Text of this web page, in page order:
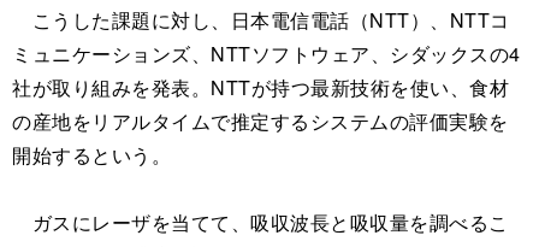
こうした課題に対し、日本電信電話（NTT）、NTTコ
ミュニケーションズ、NTTソフトウェア、シダックスの4
社が取り組みを発表。NTTが持つ最新技術を使い、食材
の産地をリアルタイムで推定するシステムの評価実験を
開始するという。
ガスにレーザを当てて、吸収波長と吸収量を調べるこ